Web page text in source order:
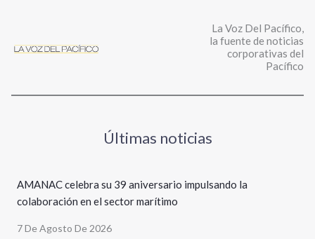
La Voz Del Pacífico,
la fuente de noticias
corporativas del
Pacífico
Últimas noticias
AMANAC celebra su 39 aniversario impulsando la
colaboración en el sector marítimo
7 De Agosto De 2026